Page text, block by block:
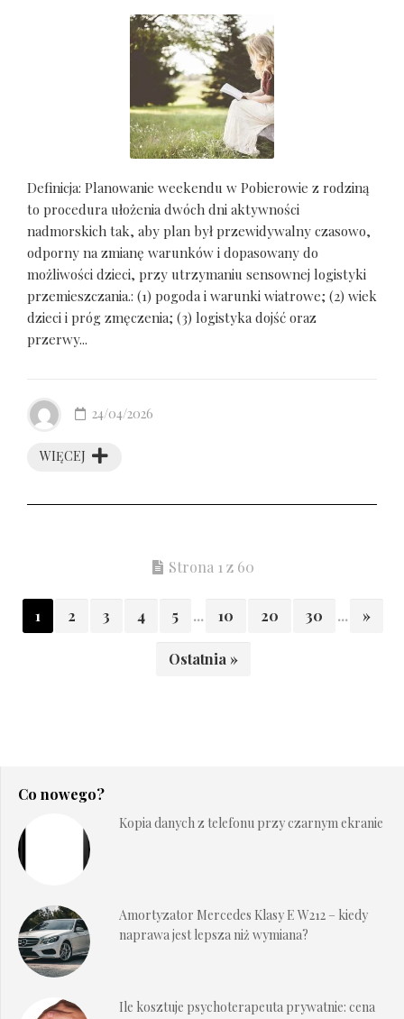
Definicja: Planowanie weekendu w Pobierowie z rodziną
to procedura ułożenia dwóch dni aktywności
nadmorskich tak, aby plan był przewidywalny czasowo,
odporny na zmianę warunków i dopasowany do
możliwości dzieci, przy utrzymaniu sensownej logistyki
przemieszczania.: (1) pogoda i warunki wiatrowe; (2) wiek
dzieci i próg zmęczenia; (3) logistyka dojść oraz
przerwy...
WIĘCEJ
24/04/2026
Strona 1 z 60
1 2 3 4 5 ... 10 20 30 ... »
Ostatnia »
Co nowego?
Kopia danych z telefonu przy czarnym ekranie
Amortyzator Mercedes Klasy E W212 – kiedy
naprawa jest lepsza niż wymiana?
Ile kosztuje psychoterapeuta prywatnie: cena